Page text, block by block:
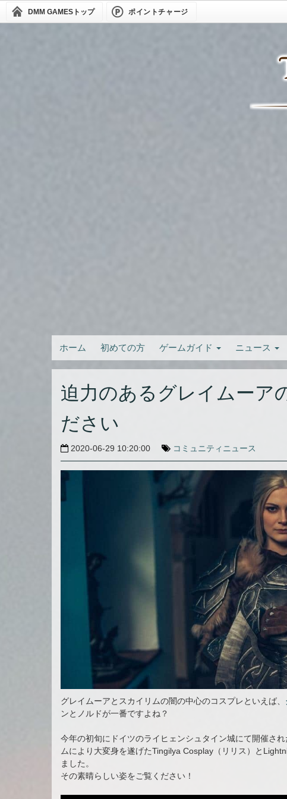
DMM GAMES トップ ポイントチャージ
ホーム 初めての方 ゲームガイド ニュース
迫力のあるグレイムーア
ださい
2020-06-29 10:20:00 コミュニティニュース
グレイムーアとスカイリムの闇の中心のコスプレといえば、
ンとノルドが一番ですよね？
今年の初旬にドイツのライヒェンシュタイン城にて開催さ
ムにより大変身を遂げたTingilya Cosplay（リリス）と
ました。
その素晴らしい姿をご覧ください！